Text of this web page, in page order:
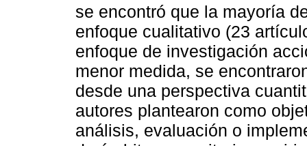
se encontró que la mayoría
enfoque cualitativo (23
enfoque de investigación
menor medida, se
desde una perspectiva
autores plantearon como
análisis, evaluación o